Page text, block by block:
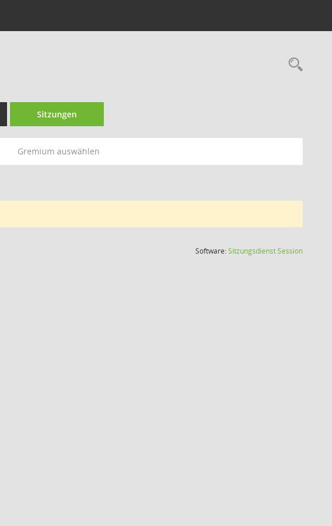
Sitzungen
Gremium auswählen
Software:SitzungsdienstSession(Wird in